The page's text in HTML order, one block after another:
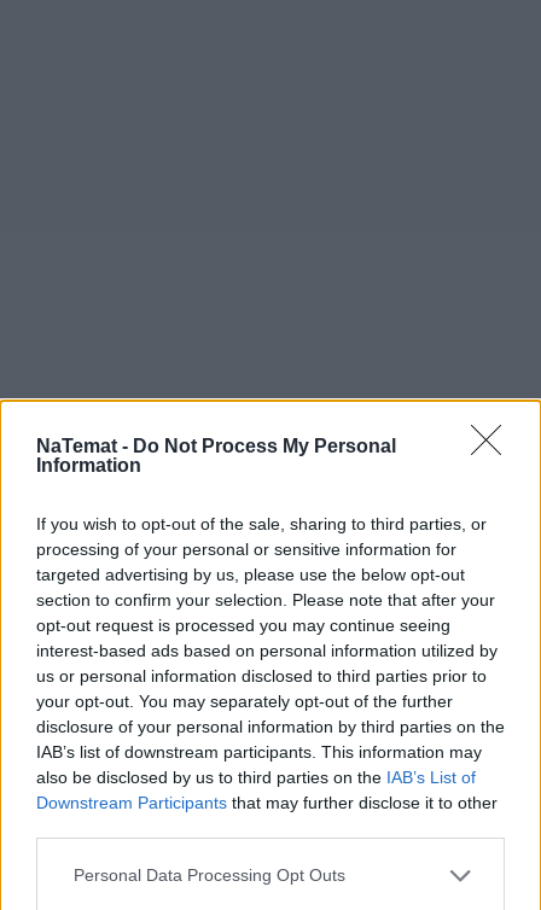
NaTemat - Do Not Process My Personal
Information
If you wish to opt-out of the sale, sharing to third parties, or
processing of your personal or sensitive information for
targeted advertising by us, please use the below opt-out
section to confirm your selection. Please note that after your
opt-out request is processed you may continue seeing
interest-based ads based on personal information utilized by
us or personal information disclosed to third parties prior to
your opt-out. You may separately opt-out of the further
disclosure of your personal information by third parties on the
IAB’s list of downstream participants. This information may
also be disclosed by us to third parties on the IAB’s List of
Downstream Participants that may further disclose it to other
Personal Data Processing Opt Outs
Pociągiem z Polski do Włoch?!
Nowość od PKP Intercity! |
kierunek:PODRÓŻE